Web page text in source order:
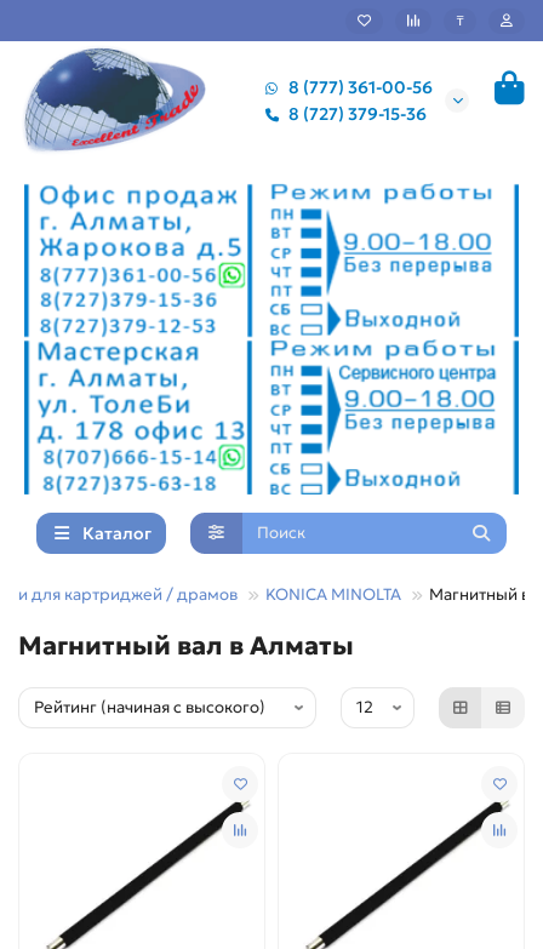
₸
8 (777) 361-00-56
8 (727) 379-15-36
Каталог
для картриджей / драмов KONICA MINOLTA Магнитный
Магнитный вал в Алматы